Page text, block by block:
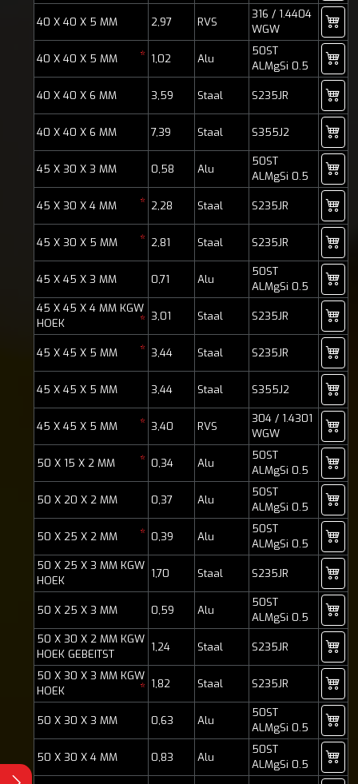
40 X 40 X 5 MM 2,97 RVS
316 / 1.4404
WGW
40 X 40 X 5 MM * 1,02 Alu
50ST
ALMgSi 0.5
40 X 40 X 6 MM 3,59 Staal S235JR
40 X 40 X 6 MM 7,39 Staal S355J2
45 X 30 X 3 MM 0,58 Alu
50ST
ALMgSi 0.5
45 X 30 X 4 MM * 2,28 Staal S235JR
45 X 30 X 5 MM * 2,81 Staal S235JR
45 X 45 X 3 MM 0,71 Alu
50ST
ALMgSi 0.5
45 X 45 X 4 MM KGW
HOEK
* 3,01 Staal S235JR
45 X 45 X 5 MM * 3,44 Staal S235JR
45 X 45 X 5 MM 3,44 Staal S355J2
45 X 45 X 5 MM * 3,40 RVS
304 / 1.4301
WGW
50 X 15 X 2 MM * 0,34 Alu
50ST
ALMgSi 0.5
50 X 20 X 2 MM 0,37 Alu
50ST
ALMgSi 0.5
50 X 25 X 2 MM * 0,39 Alu
50ST
ALMgSi 0.5
50 X 25 X 3 MM KGW
HOEK
1,70 Staal S235JR
50 X 25 X 3 MM 0,59 Alu
50ST
ALMgSi 0.5
50 X 30 X 2 MM KGW
HOEK GEBEITST
1,24 Staal S235JR
50 X 30 X 3 MM KGW
HOEK
* 1,82 Staal S235JR
50 X 30 X 3 MM 0,63 Alu
50ST
ALMgSi 0.5
50 X 30 X 4 MM 0,83 Alu
50ST
ALMgSi 0.5